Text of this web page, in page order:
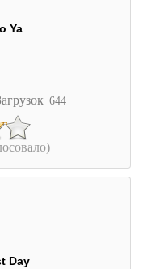
Ya
644
Day